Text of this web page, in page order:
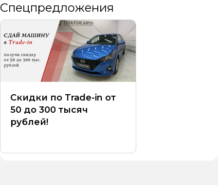
Спецпредложения
Скидки по Trade-in от
50 до 300 тысяч
рублей!